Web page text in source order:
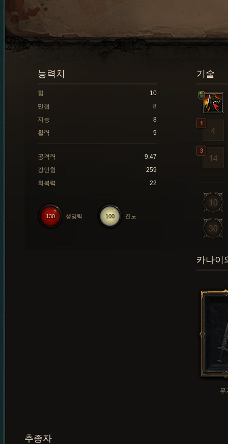
기술
능력치
힘
10
민첩
8
지능
8
활력
9
공격력
9.47
강인함
259
회복력
22
100 진노
130 생명력
카나이
무
추종자